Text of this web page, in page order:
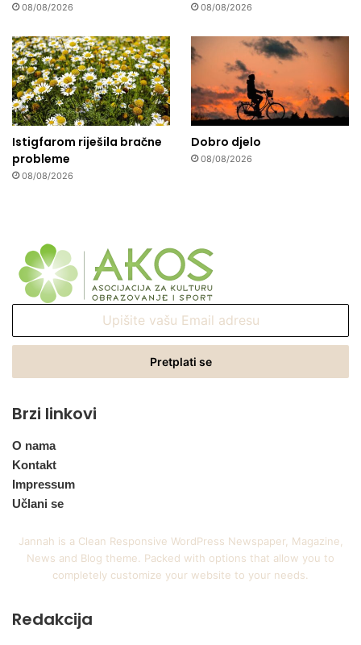
08/08/2026 08/08/2026
Istigfarom riješila bračne
probleme
08/08/2026
Dobro djelo
08/08/2026
Email
Brzi linkovi
O nama
Kontakt
Impressum
Učlani se
Jannah is a Clean Responsive WordPress Newspaper, Magazine,
News and Blog theme. Packed with options that allow you to
completely customize your website to your needs.
Redakcija